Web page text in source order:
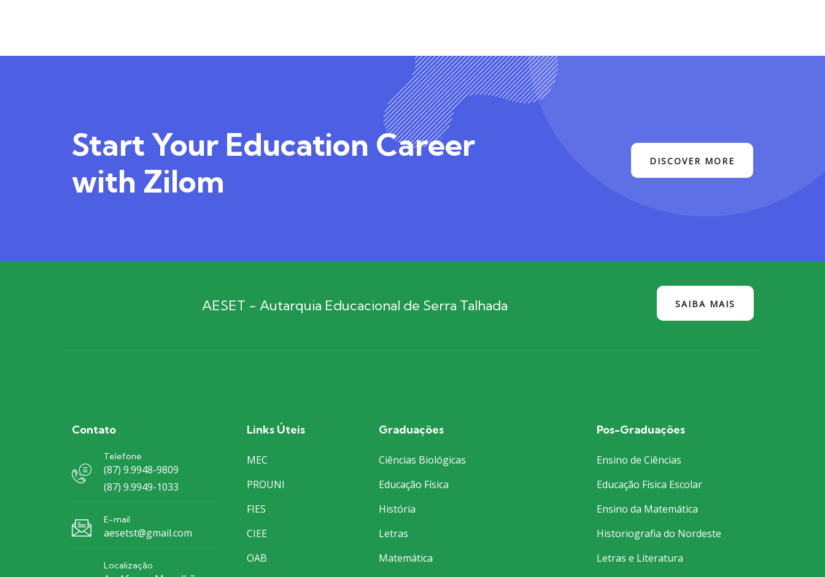
Start Your Education Career
with Zilom
DISCOVER MORE
AESET - Autarquia Educacional de Serra Talhada SAIBA MAIS
Contato
Telefone
(87) 9.9948-9809
(87) 9.9949-1033
E-mail
aesetst@gmail.com
Localização
Links Úteis
MEC
PROUNI
FIES
CIEE
OAB
Graduações
Ciências Biológicas
Educação Física
História
Letras
Matemática
Pos-Graduações
Ensino de Ciências
Educação Física Escolar
Ensino da Matemática
Historiografia do Nordeste
Letras e Literatura